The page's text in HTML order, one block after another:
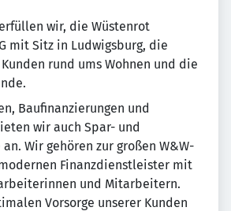
wir, die Wüstenrot
mit Sitz in Ludwigsburg, die
rund ums Wohnen und die
Baufinanzierungen und
wir auch Spar- und
Wir gehören zur großen W&W-
Finanzdienstleister mit
und Mitarbeitern.
Vorsorge unserer Kunden